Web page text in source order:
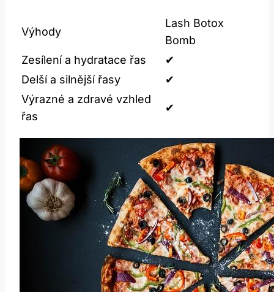
Výhody
Lash Botox
Bomb
Zesílení a hydratace řas
✔
Delší a silnější řasy
✔
Výrazné a zdravé vzhled
řas
✔